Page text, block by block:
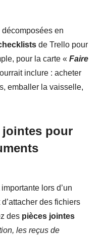
en
de Trello pour
pour la carte « Faire
inclure : acheter
emballer la vaisselle,
jointes pour
lors d’un
des fichiers
des pièces jointes
les reçus de